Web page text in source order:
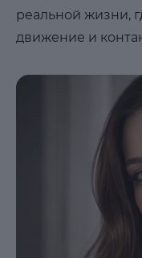
реальной жизни,
движение и